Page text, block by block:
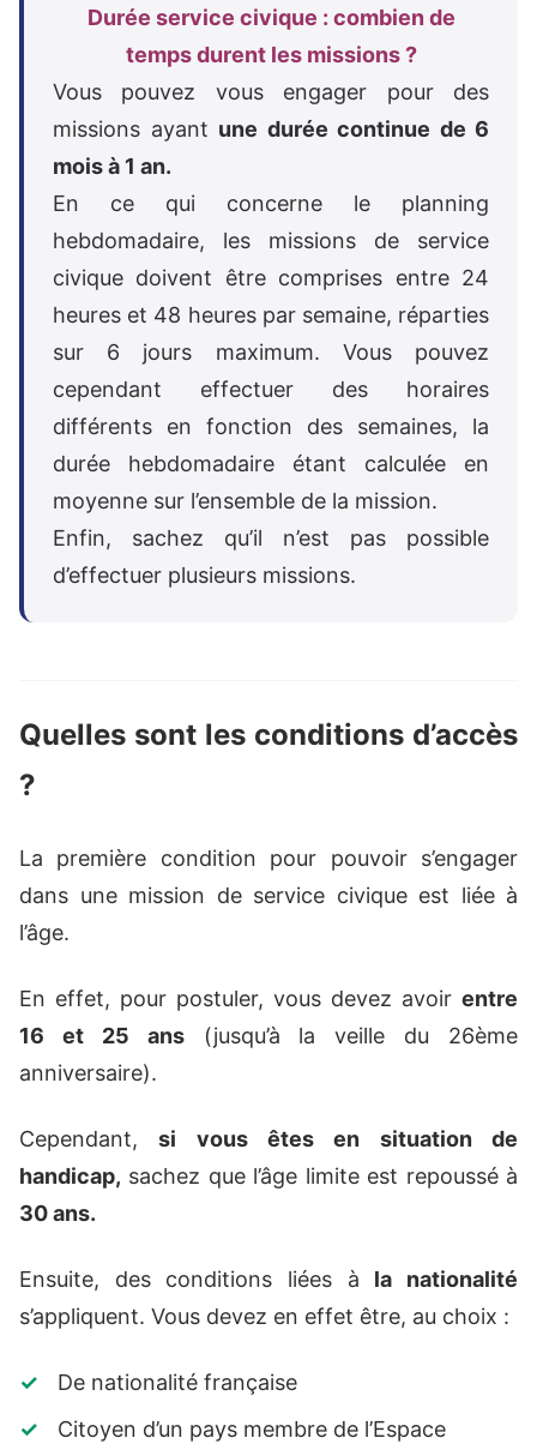
Durée service civique : combien de
temps durent les missions ?
Vous pouvez vous engager pour des
missions ayant une durée continue de 6
mois à 1 an.
En ce qui concerne le planning
hebdomadaire, les missions de service
civique doivent être comprises entre 24
heures et 48 heures par semaine, réparties
sur 6 jours maximum. Vous pouvez
cependant effectuer des horaires
différents en fonction des semaines, la
durée hebdomadaire étant calculée en
moyenne sur l’ensemble de la mission.
Enfin, sachez qu’il n’est pas possible
d’effectuer plusieurs missions.
Quelles sont les conditions d’accès
?
La première condition pour pouvoir s’engager
dans une mission de service civique est liée à
l’âge.
En effet, pour postuler, vous devez avoir entre
16 et 25 ans(jusqu’à la veille du 26ème
anniversaire).
Cependant,si vous êtes en situation de
handicap, sachez que l’âge limite est repoussé à
30 ans.
Ensuite, des conditions liées à la nationalité
s’appliquent. Vous devez en effet être, au choix :
De nationalité française
Citoyen d’un pays membre de l’Espace